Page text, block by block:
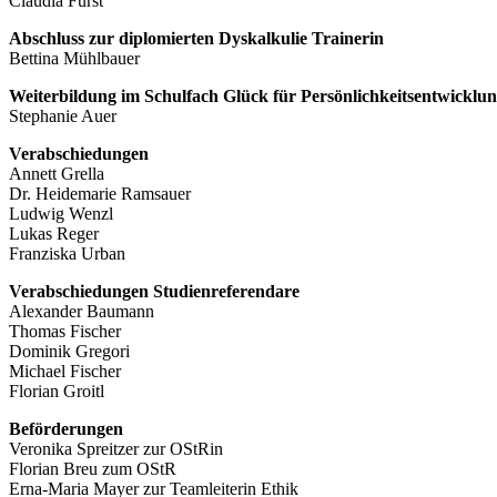
Abschluss zur diplomierten Dyskalkulie Trainerin
Bettina Mühlbauer
Weiterbildung im Schulfach Glück für
Stephanie Auer
Verabschiedungen
Annett Grella
Dr. Heidemarie Ramsauer
Ludwig Wenzl
Lukas Reger
Franziska Urban
Verabschiedungen Studienreferendare
Alexander Baumann
Thomas Fischer
Dominik Gregori
Michael Fischer
Florian Groitl
Beförderungen
Veronika Spreitzer zur OStRin
Florian Breu zum OStR
Erna-Maria Mayer zur Teamleiterin Ethik